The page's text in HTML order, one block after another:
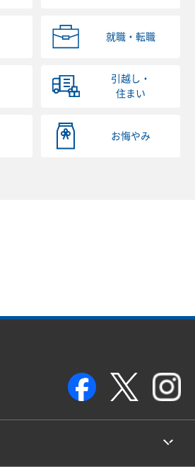
就職・転職
引越し・
住まい
お悔やみ